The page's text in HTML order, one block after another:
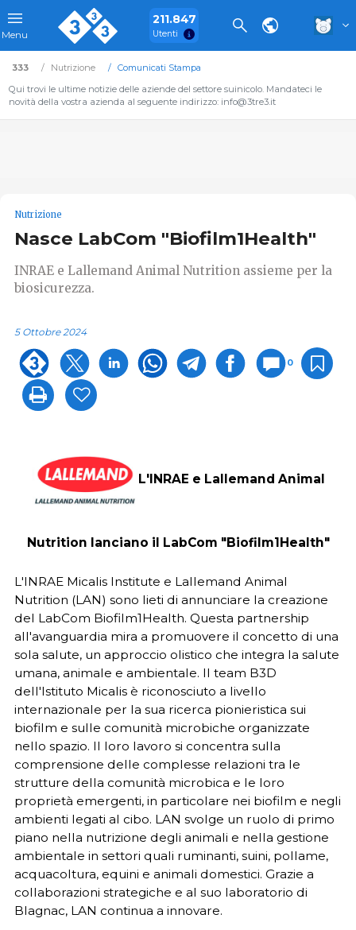
Menu
211.847
Utenti
333 Nutrizione
Comunicati Stampa
Qui trovi le ultime notizie delle aziende del settore suinicolo. Mandateci le
novità della vostra azienda al seguente indirizzo: info@3tre3.it
Nutrizione
Nasce LabCom "Biofilm1Health"
INRAE e Lallemand Animal Nutrition assieme per la
biosicurezza.
5 Ottobre 2024
0
L'INRAE e Lallemand Animal
Nutrition lanciano il LabCom "Biofilm1Health"
L'INRAE Micalis Institute e Lallemand Animal
Nutrition (LAN) sono lieti di annunciare la creazione
del LabCom Biofilm1Health. Questa partnership
all'avanguardia mira a promuovere il concetto di una
sola salute, un approccio olistico che integra la salute
umana, animale e ambientale. Il team B3D
dell'Istituto Micalis è riconosciuto a livello
internazionale per la sua ricerca pionieristica sui
biofilm e sulle comunità microbiche organizzate
nello spazio. Il loro lavoro si concentra sulla
comprensione delle complesse relazioni tra le
strutture della comunità microbica e le loro
proprietà emergenti, in particolare nei biofilm e negli
ambienti legati al cibo. LAN svolge un ruolo di primo
piano nella nutrizione degli animali e nella gestione
ambientale in settori quali ruminanti, suini, pollame,
acquacoltura, equini e animali domestici. Grazie a
collaborazioni strategiche e al suo laboratorio di
Blagnac, LAN continua a innovare.